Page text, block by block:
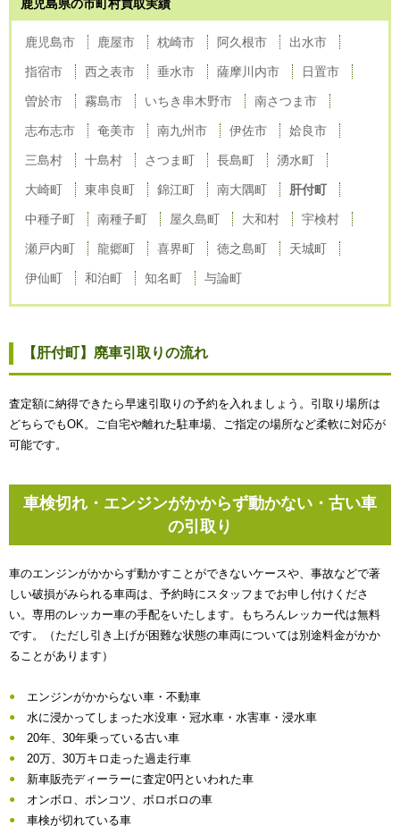
鹿児島県の市町村買取実績
鹿児島市 鹿屋市 枕崎市 阿久根市 出水市
指宿市 西之表市 垂水市 薩摩川内市 日置市
曽於市 霧島市 いちき串木野市 南さつま市
志布志市 奄美市 南九州市 伊佐市 姶良市
三島村 十島村 さつま町 長島町 湧水町
大崎町 東串良町 錦江町 南大隅町 肝付町
中種子町 南種子町 屋久島町 大和村 宇検村
瀬戸内町 龍郷町 喜界町 徳之島町 天城町
伊仙町 和泊町 知名町 与論町
【肝付町】廃車引取りの流れ
査定額に納得できたら早速引取りの予約を入れましょう。引取り場所は
どちらでもOK。ご自宅や離れた駐車場、ご指定の場所など柔軟に対応が
可能です。
車検切れ・エンジンがかからず動かない・古い車
の引取り
車のエンジンがかからず動かすことができないケースや、事故などで著
しい破損がみられる車両は、予約時にスタッフまでお申し付けくださ
い。専用のレッカー車の手配をいたします。もちろんレッカー代は無料
です。（ただし引き上げが困難な状態の車両については別途料金がかか
ることがあります）
エンジンがかからない車・不動車
水に浸かってしまった水没車・冠水車・水害車・浸水車
20年、30年乗っている古い車
20万、30万キロ走った過走行車
新車販売ディーラーに査定0円といわれた車
オンボロ、ポンコツ、ボロボロの車
車検が切れている車